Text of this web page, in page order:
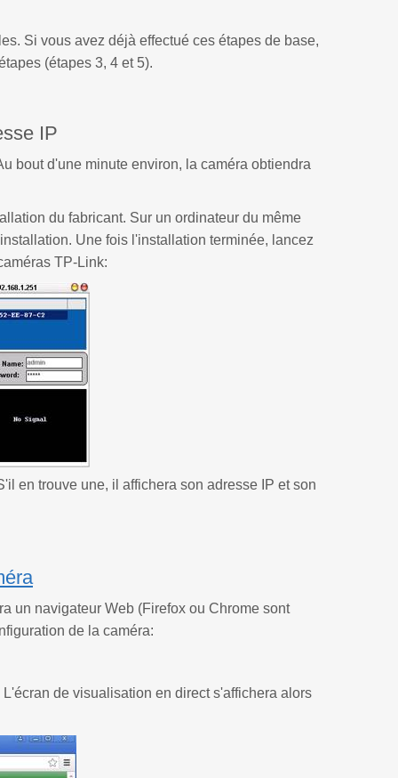
Si vous avez déjà effectué ces étapes de base,
(étapes 3, 4 et 5).
IP
bout d'une minute environ, la caméra obtiendra
du fabricant. Sur un ordinateur du même
Une fois l'installation terminée, lancez
TP-Link:
en trouve une, il affichera son adresse IP et son
un navigateur Web (Firefox ou Chrome sont
de la caméra:
de visualisation en direct s'affichera alors